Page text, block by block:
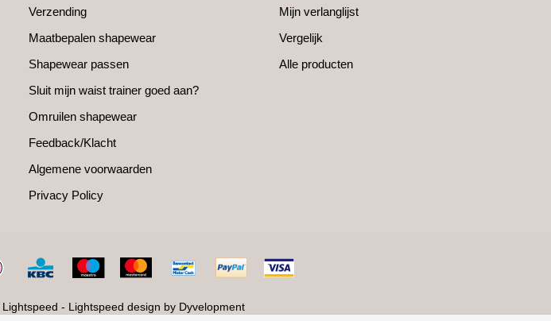
Verzending
Maatbepalen shapewear
Shapewear passen
Sluit mijn waist trainer goed aan?
Omruilen shapewear
Feedback/Klacht
Algemene voorwaarden
Privacy Policy
Mijn verlanglijst
Vergelijk
Alle producten
Lightspeed - Lightspeed design by Dyvelopment